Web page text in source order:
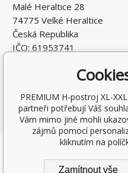
Malé Heraltice 28
74775 Velké Heraltice
Česká Republika
IČO: 61953741
Všechna
PREMIUM H-postroj XL-
partneři potřebují Váš
Vám mimo jiné mohli
zájmů pomocí
kliknutím na
Zamítnout vše